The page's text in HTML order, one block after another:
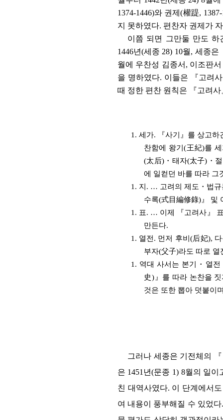
1374-1446)와 권제(權踶,
지 못하였다. 편찬자 권제가
이쯤 되면 그만둘 만도 하
1446년(세종 28) 10월, 세종은
월에 우찬성 김종서 , 이조판
을 명하였다. 이들은 『고려사
때 정한 편찬 원칙은
『고려사
1. 세가. 『사기 』 를 상고하
찬함에 왕기 (王紀)를
(太后) ・ 태자(太子) ・
에 일컫던 바를 따라 그
1. 지 . … 고려의 제도 ・ 법
수록(式目編修錄) 』 및
1. 표. … 이제 『고려사 』
만든다.
1. 열전 . 먼저 후비 (后妃),
부자(父子)라도 따로 열
1. 역대 사서는 본기 ・ 열전
史)』 를 따라 논찬을
것은 또한 뽑아 덧붙이
그러나 세종은 기전체의 『
은 1451 년(문종 1) 8월의 일이
친 대역사였다. 이 단계에서
여 내용이 풍부해질 수 있었다